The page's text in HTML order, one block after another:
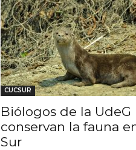
CUCSUR
Biólogos de la UdeG
conservan la fauna
Sur